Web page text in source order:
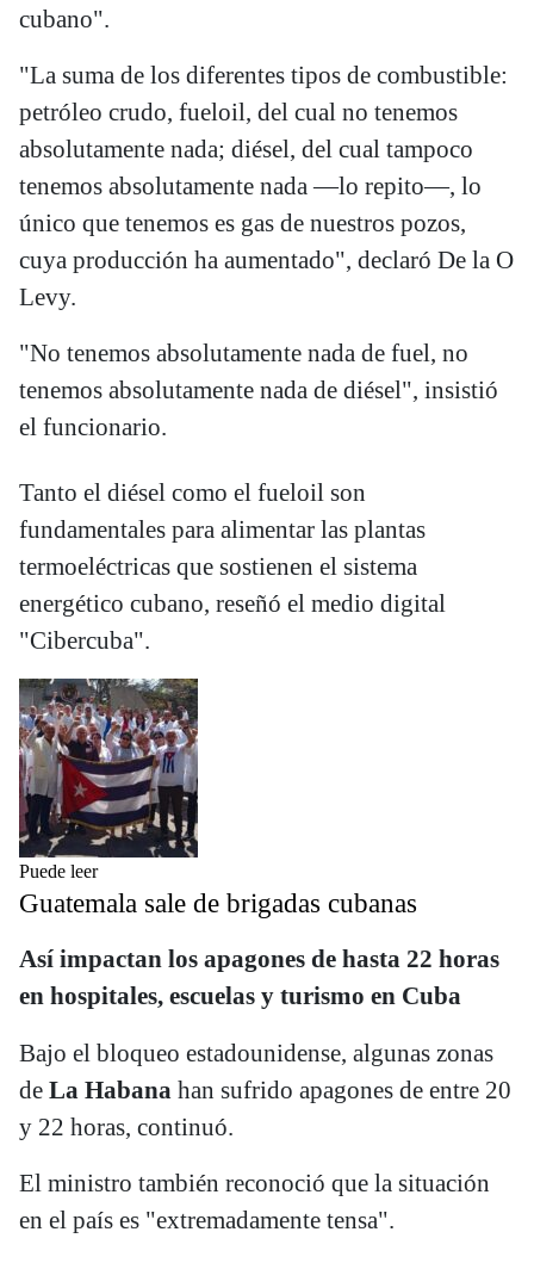
cubano".
"La suma de los diferentes tipos de combustible:
petróleo crudo, fueloil, del cual no tenemos
absolutamente nada; diésel, del cual tampoco
tenemos absolutamente nada —lo repito—, lo
único que tenemos es gas de nuestros pozos,
cuya producción ha aumentado", declaró De la O
Levy.
"No tenemos absolutamente nada de fuel, no
tenemos absolutamente nada de diésel", insistió
el funcionario.
Tanto el diésel como el fueloil son
fundamentales para alimentar las plantas
termoeléctricas que sostienen el sistema
energético cubano, reseñó el medio digital
"Cibercuba".
Puede leer
Guatemala sale de brigadas cubanas
Así impactan los apagones de hasta 22 horas
en hospitales, escuelas y turismo en Cuba
Bajo el bloqueo estadounidense, algunas zonas
de La Habana han sufrido apagones de entre 20
y 22 horas, continuó.
El ministro también reconoció que la situación
en el país es "extremadamente tensa".